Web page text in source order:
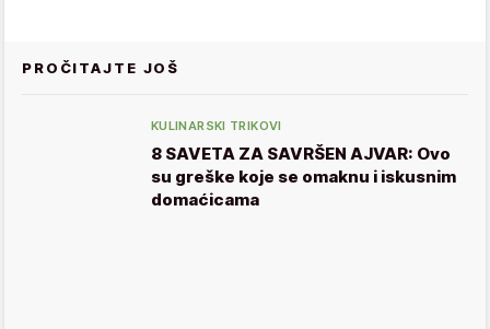
PROČITAJTE JOŠ
KULINARSKI TRIKOVI
8 SAVETA ZA SAVRŠEN AJVAR: Ovo
su greške koje se omaknu i iskusnim
domaćicama